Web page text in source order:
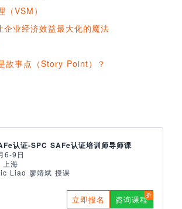
（VSM）
企业经济效益最大化的魔法
故事点（Story Point）？
认证-SPC SAFe认证培训师导师课
6-9日
上海
Liao 廖靖斌 授课
立即报名 咨询课程